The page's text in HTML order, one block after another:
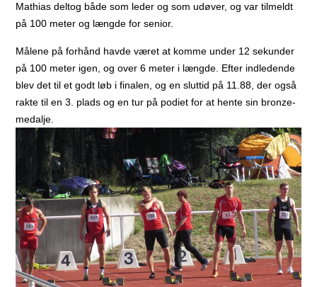
Mathias deltog både som leder og som udøver, og var tilmeldt
på 100 meter og længde for senior.
Målene på forhånd havde været at komme under 12 sekunder
på 100 meter igen, og over 6 meter i længde. Efter indledende
blev det til et godt løb i finalen, og en sluttid på 11.88, der også
rakte til en 3. plads og en tur på podiet for at hente sin bronze-
medalje.